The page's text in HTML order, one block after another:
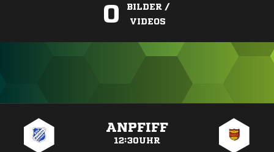
0
BILDER /
VIDEOS
ANPFIFF
12:30UHR